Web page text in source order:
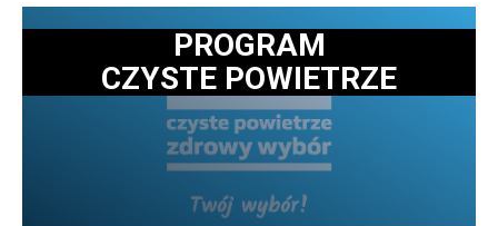
PROGRAM
CZYSTE POWIETRZE